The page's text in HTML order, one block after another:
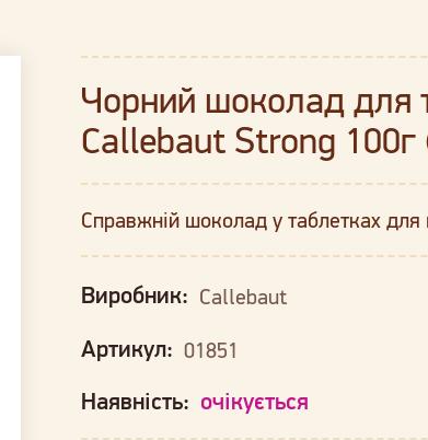
Чорний шоколад для
Callebaut Strong 100г
Справжній шоколад у таблетках для
Виробник: Callebaut
Артикул: 01851
Наявність: очікується